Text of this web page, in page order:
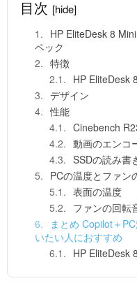
目次 [hide]
HP EliteDesk 8
ペック
特徴
HP EliteDesk
デザイン
性能
Cinebench
動画のエンコ
SSDの読み書
PCの温度とファン
表面の温度
ファンの回転
まとめ Copilot＋
いたい人におすすめ
HP EliteDesk